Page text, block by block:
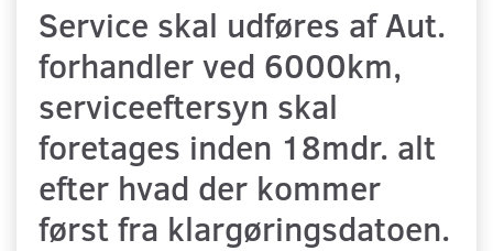
Service skal udføres af Aut.
forhandler ved 6000km,
serviceeftersyn skal
foretages inden 18mdr. alt
efter hvad der kommer
først fra klargøringsdatoen.